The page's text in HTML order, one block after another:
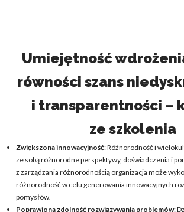
Umiejętność
równości szans
i transparentności –
ze szkolenia
Zwiększona innowacyjność: Różnorodność i
ze sobą różnorodne perspektywy, doświadczenia i
z zarządzania różnorodnością organizacja może
różnorodność w celu generowania innowacyjnych
pomysłów.
Poprawiona zdolność rozwiązywania problemów: